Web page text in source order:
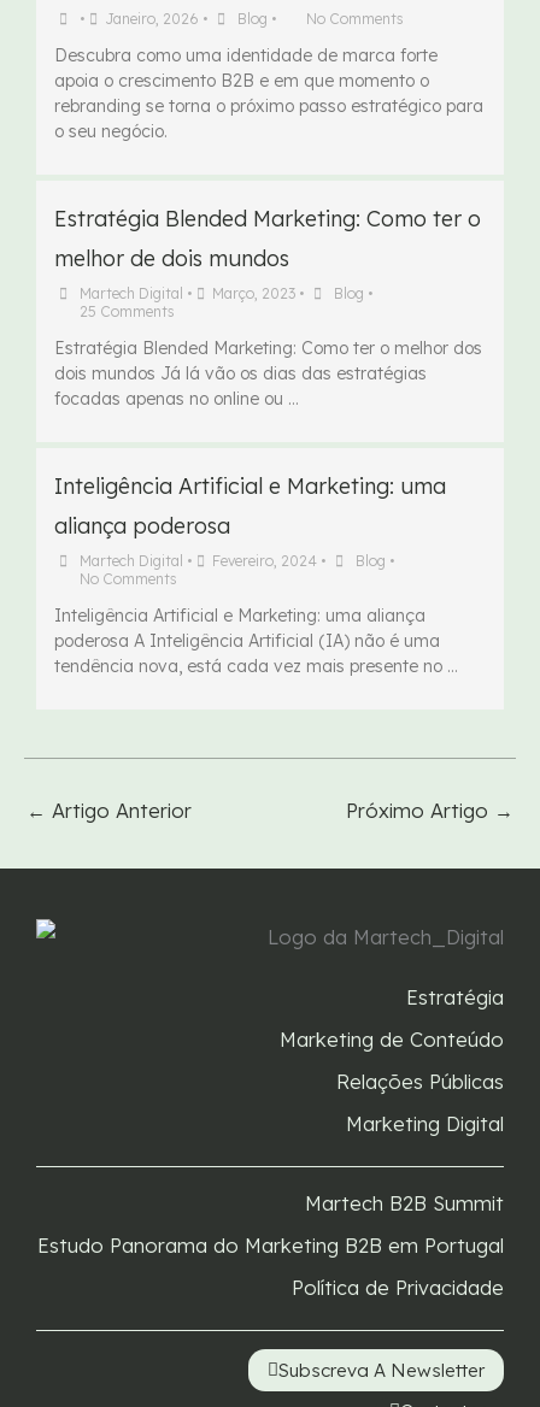
• Janeiro, 2026 • Blog • No Comments
Descubra como uma identidade de marca forte
apoia o crescimento B2B e em que momento o
rebranding se torna o próximo passo estratégico para
o seu negócio.
Estratégia Blended Marketing: Como ter o
melhor de dois mundos
Martech Digital • Março, 2023 • Blog •
25 Comments
Estratégia Blended Marketing: Como ter o melhor dos
dois mundos Já lá vão os dias das estratégias
focadas apenas no online ou …
Inteligência Artificial e Marketing: uma
aliança poderosa
Martech Digital • Fevereiro, 2024 • Blog •
No Comments
Inteligência Artificial e Marketing: uma aliança
poderosa A Inteligência Artificial (IA) não é uma
tendência nova, está cada vez mais presente no …
← Artigo Anterior Próximo Artigo →
Estratégia
Marketing de Conteúdo
Relações Públicas
Marketing Digital
Martech B2B Summit
Estudo Panorama do Marketing B2B em Portugal
Política de Privacidade
Subscreva A Newsletter